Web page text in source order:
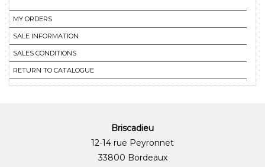
MY ORDERS
SALE INFORMATION
SALES CONDITIONS
RETURN TO CATALOGUE
Briscadieu
12-14 rue Peyronnet
33800 Bordeaux